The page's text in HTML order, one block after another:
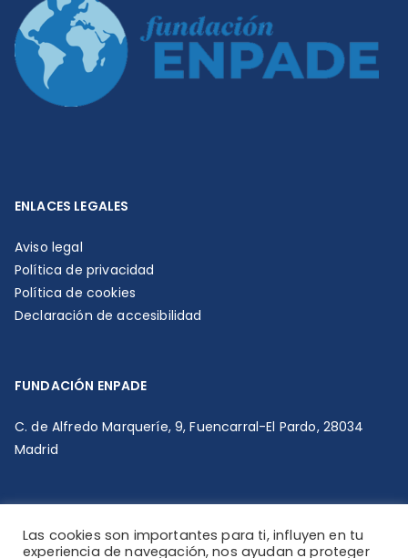
ENLACES LEGALES
Aviso legal
Política de privacidad
Política de cookies
Declaración de accesibilidad
FUNDACIÓN ENPADE
C. de Alfredo Marqueríe, 9, Fuencarral-El Pardo, 28034
Madrid
Las cookies son importantes para ti, influyen en tu
experiencia de navegación, nos ayudan a proteger